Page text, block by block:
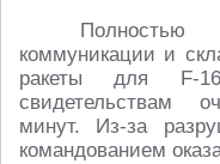
коммуникации и
ракеты для F-
свидетельствам
минут. Из-за
командованием